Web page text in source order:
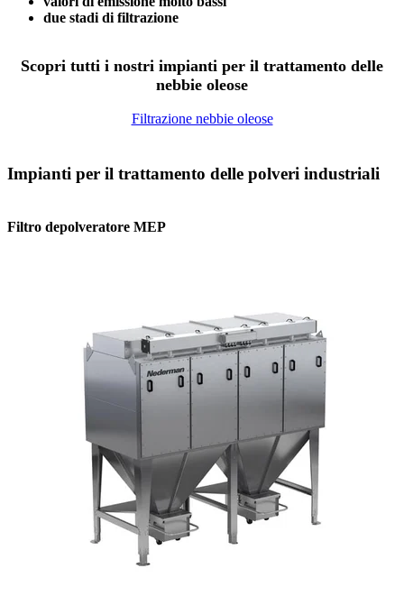
due stadi di filtrazione
Scopri tutti i nostri impianti per il trattamento delle
nebbie oleose
Filtrazione nebbie oleose
Impianti per il trattamento delle polveri industriali
Filtro depolveratore MEP